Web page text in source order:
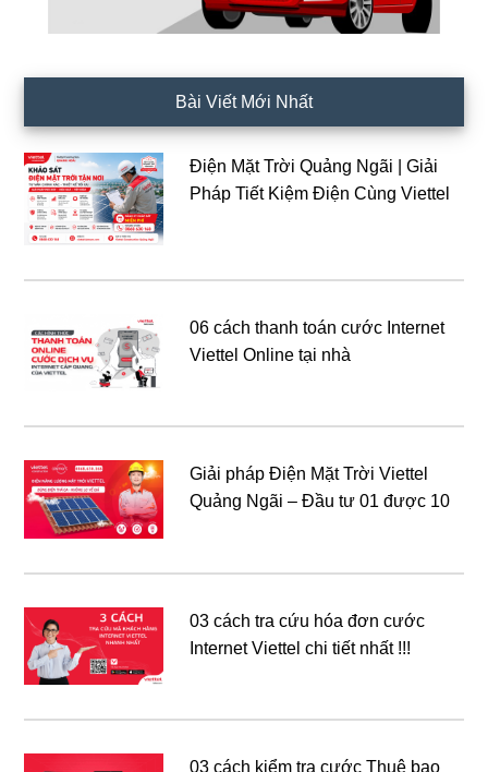
Bài Viết Mới Nhất
Điện Mặt Trời Quảng Ngãi | Giải
Pháp Tiết Kiệm Điện Cùng Viettel
06 cách thanh toán cước Internet
Viettel Online tại nhà
Giải pháp Điện Mặt Trời Viettel
Quảng Ngãi – Đầu tư 01 được 10
03 cách tra cứu hóa đơn cước
Internet Viettel chi tiết nhất !!!
03 cách kiểm tra cước Thuê bao